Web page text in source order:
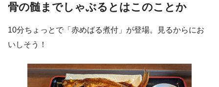
骨の髄までしゃぶるとはこのことか
10分ちょっとで「赤めばる煮付」が登場。見るからにお
いしそう！